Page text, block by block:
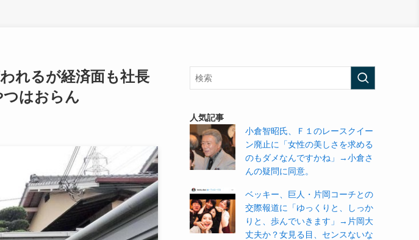
れるが経済面も社長
はおらん
人気記事
小倉智昭氏、Ｆ１のレースクイー
ン廃止に「女性の美しさを求める
のもダメなんですかね」→小倉さ
んの疑問に同意。
ベッキー、巨人・片岡コーチとの
交際報道に「ゆっくりと、しっか
りと、歩んでいきます」→片岡大
丈夫か？女見る目、センスないな